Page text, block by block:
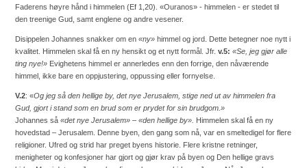
Faderens høyre hånd i himmelen (Ef 1,20). «Ouranos» - himmelen - er stedet til
den treenige Gud, samt englene og andre vesener.
Disippelen Johannes snakker om en «ny» himmel og jord. Dette betegner noe nytt i
kvalitet. Himmelen skal få en ny hensikt og et nytt formål. Jfr. v.5: «Se, jeg gjør alle
ting nye!» Evighetens himmel er annerledes enn den forrige, den nåværende
himmel, ikke bare en oppjustering, oppussing eller fornyelse.
V.2: «Og jeg så den hellige by, det nye Jerusalem, stige ned ut av himmelen fra
Gud, gjort i stand som en brud som er prydet for sin brudgom.»
Johannes så «det nye Jerusalem» – «den hellige by». Himmelen skal få en ny
hovedstad – Jerusalem. Denne byen, den gang som nå, var en smeltedigel for flere
religioner. Ufred og strid har preget byens historie. Flere kristne retninger,
menigheter og konfesjoner har gjort og gjør krav på byen og Den hellige gravs